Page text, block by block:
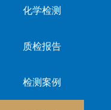
化学检测
质检报告
检测案例